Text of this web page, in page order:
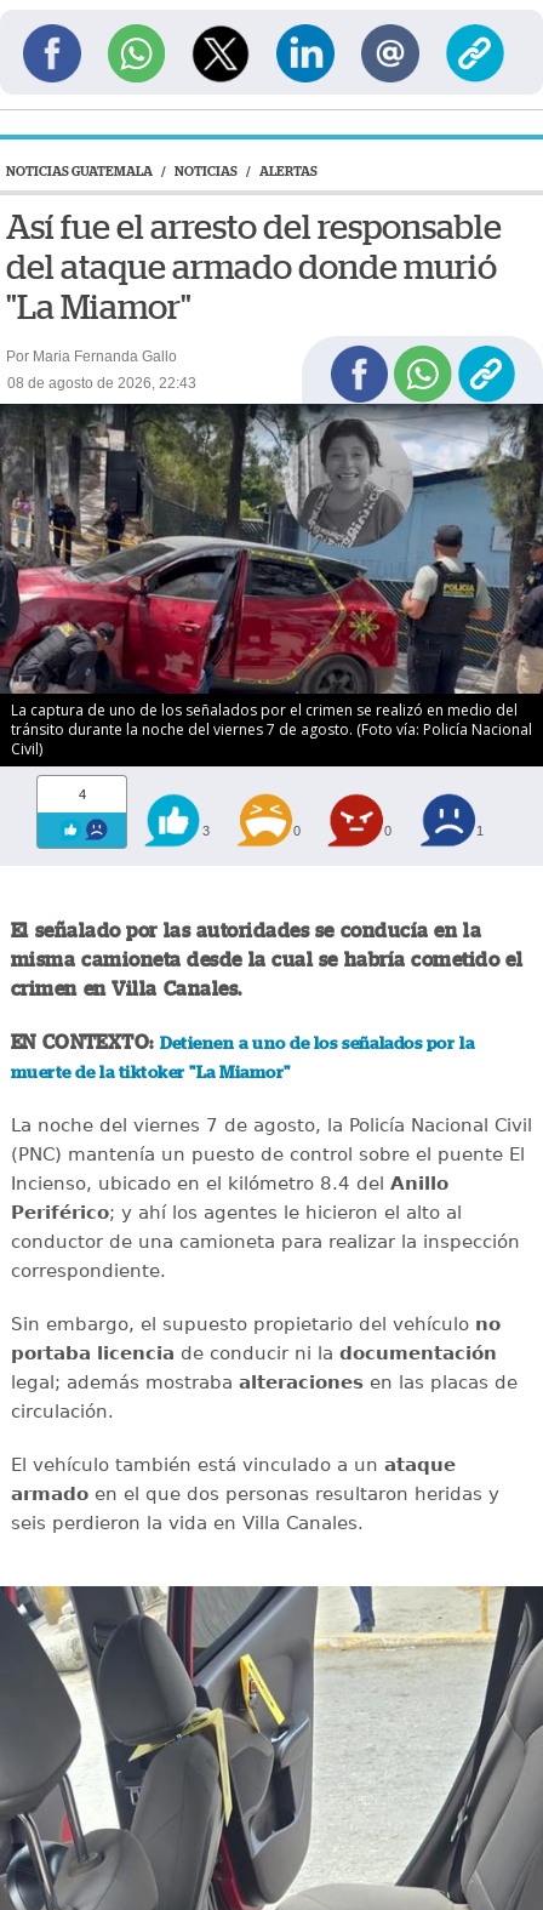
NOTICIAS GUATEMALA / NOTICIAS / ALERTAS
Así fue el arresto del responsable
del ataque armado donde murió
"La Miamor"
Por Maria Fernanda Gallo
08 de agosto de 2026, 22:43
La captura de uno de los señalados por el crimen se realizó en medio del
tránsito durante la noche del viernes 7 de agosto. (Foto vía: Policía Nacional
Civil)
4
3 0 0 1
El señalado por las autoridades se conducía en la
misma camioneta desde la cual se habría cometido el
crimen en Villa Canales.
EN CONTEXTO: Detienen a uno de los señalados por la
muerte de la tiktoker "La Miamor"
La noche del viernes 7 de agosto, la Policía Nacional Civil
(PNC) mantenía un puesto de control sobre el puente El
Incienso, ubicado en el kilómetro 8.4 del Anillo
Periférico; y ahí los agentes le hicieron el alto al
conductor de una camioneta para realizar la inspección
correspondiente.
Sin embargo, el supuesto propietario del vehículono
portaba licencia de conducir ni la documentación
legal; además mostraba alteracionesen las placas de
circulación.
El vehículo también está vinculado a un ataque
armado en el que dos personas resultaron heridas y
seis perdieron la vida en Villa Canales.